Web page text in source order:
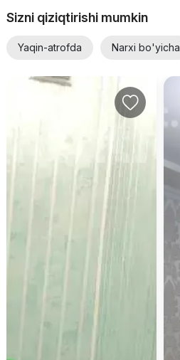
Sizni qiziqtirishi mumkin
Yaqin-atrofda Narxi bo'yicha